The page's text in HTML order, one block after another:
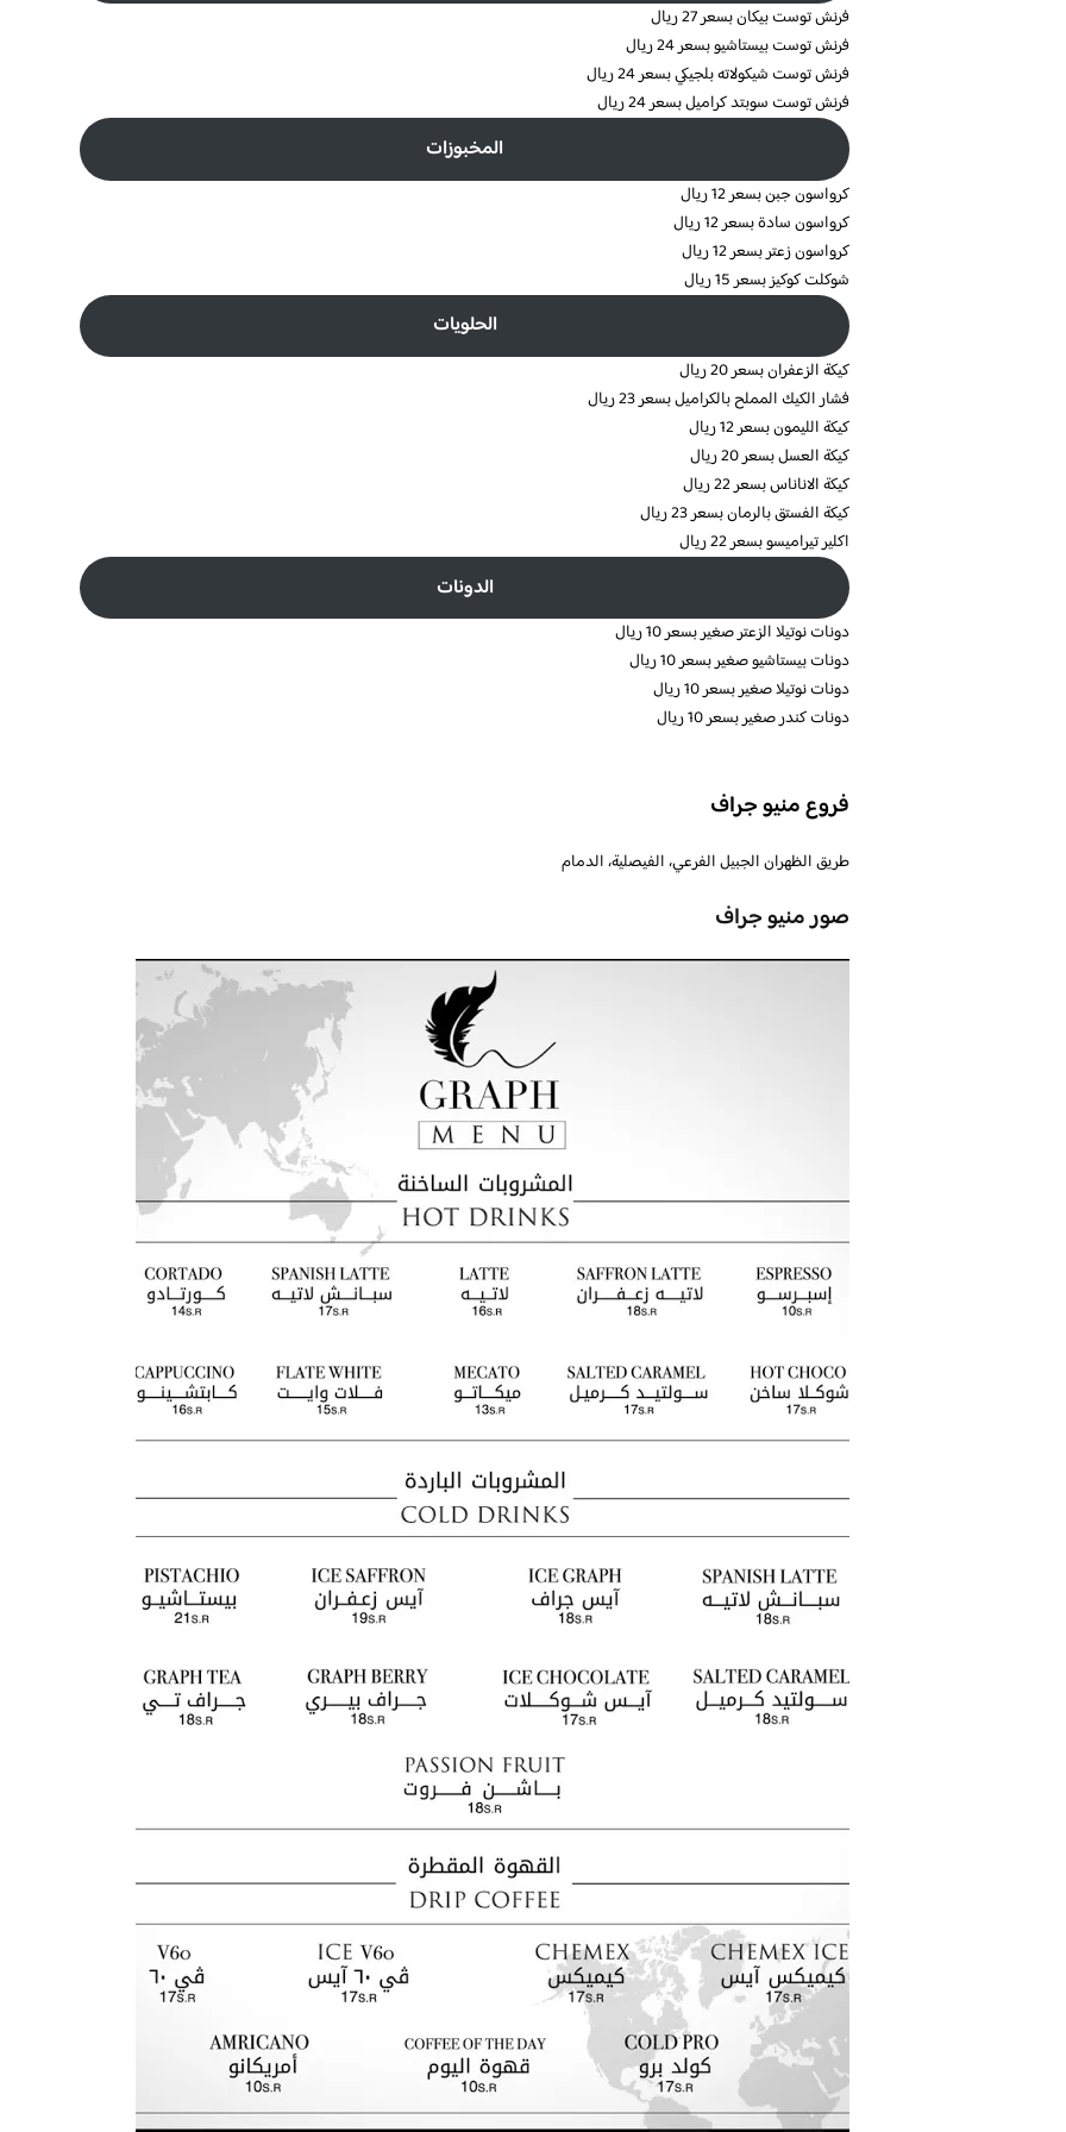
فرنش توست بيكان بسعر 27 ريال
فرنش توست بيستاشيو بسعر 24 ريال
فرنش توست شيكولاته بلجيكي بسعر 24 ريال
فرنش توست سوبتد كراميل بسعر 24 ريال
المخبوزات
كرواسون جبن بسعر 12 ريال
كرواسون سادة بسعر 12 ريال
كرواسون زعتر بسعر 12 ريال
شوكلت كوكيز بسعر 15 ريال
الحلويات
كيكة الزعفران بسعر 20 ريال
فشار الكيك المملح بالكراميل بسعر 23 ريال
كيكة الليمون بسعر 12 ريال
كيكة العسل بسعر 20 ريال
كيكة الاناناس بسعر 22 ريال
كيكة الفستق بالرمان بسعر 23 ريال
اكلير تيراميسو بسعر 22 ريال
الدونات
دونات نوتيلا الزعتر صغير بسعر 10 ريال
دونات بيستاشيو صغير بسعر 10 ريال
دونات نوتيلا صغير بسعر 10 ريال
دونات كندر صغير بسعر 10 ريال
فروع منيو جراف
طريق الظهران الجبيل الفرعي، الفيصلية، الدمام
صور منيو جراف